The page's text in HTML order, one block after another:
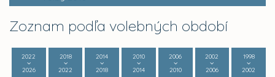
Zoznam podľa volebných období
2022
2026
2018
2022
2014
2018
2010
2014
2006
2010
2002
2006
1998
2002